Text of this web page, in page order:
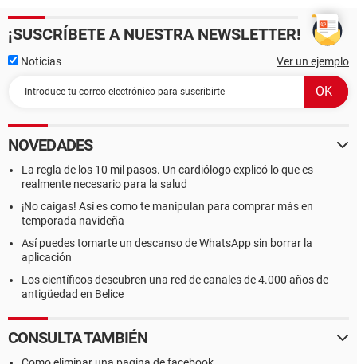
¡SUSCRÍBETE A NUESTRA NEWSLETTER!
Noticias Ver un ejemplo
NOVEDADES
La regla de los 10 mil pasos. Un cardiólogo explicó lo que es
realmente necesario para la salud
¡No caigas! Así es como te manipulan para comprar más en
temporada navideña
Así puedes tomarte un descanso de WhatsApp sin borrar la
aplicación
Los científicos descubren una red de canales de 4.000 años de
antigüedad en Belice
CONSULTA TAMBIÉN